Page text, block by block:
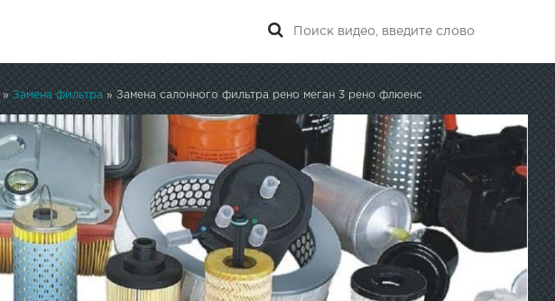
»Замена фильтра » Замена салонного фильтра рено меган 3 рено флюенс